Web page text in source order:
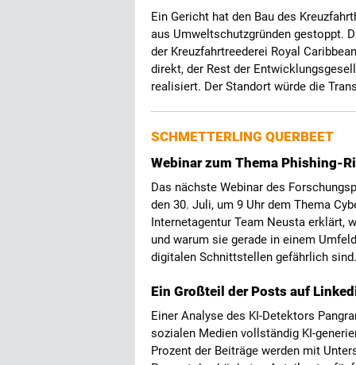
Ein Gericht hat den Bau des
aus Umweltschutzgründen gestoppt.
der Kreuzfahrtreederei Royal
direkt, der Rest der
realisiert. Der Standort würde die
SCHMETTERLING QUERBEET
Webinar zum Thema Phishing-
Das nächste Webinar des
den 30. Juli, um 9 Uhr dem Thema
Internetagentur Team Neusta erklärt,
und warum sie gerade in einem
digitalen Schnittstellen gefährlich
Ein Großteil der Posts auf
Einer Analyse des KI-Detektors
sozialen Medien vollständig KI-
Prozent der Beiträge werden mit